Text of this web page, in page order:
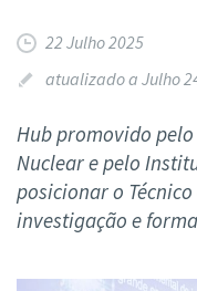
22 Julho 2025
atualizado a Julho
Hub promovido
Nuclear e pelo
posicionar o
investigação e